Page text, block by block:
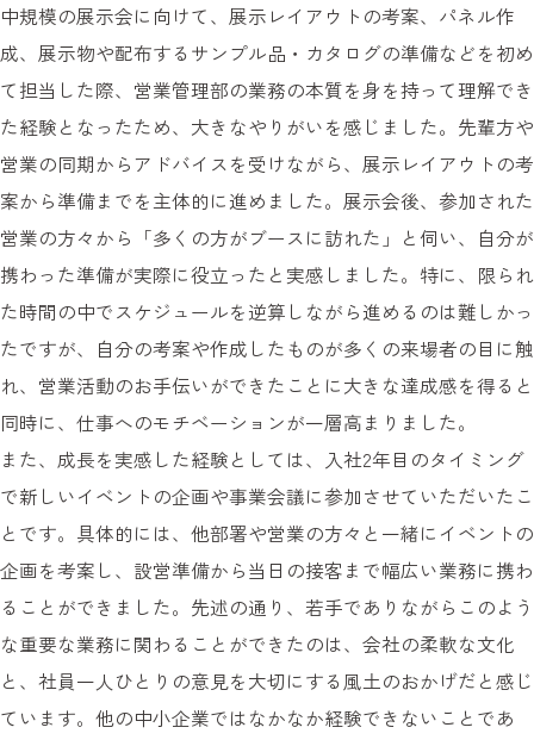
中規模の展示会に向けて、展示レイアウトの考案、パネル作
成、展示物や配布するサンプル品・カタログの準備などを初め
て担当した際、営業管理部の業務の本質を身を持って理解でき
た経験となったため、大きなやりがいを感じました。先輩方や
営業の同期からアドバイスを受けながら、展示レイアウトの考
案から準備までを主体的に進めました。展示会後、参加された
営業の方々から「多くの方がブースに訪れた」と伺い、自分が
携わった準備が実際に役立ったと実感しました。特に、限られ
た時間の中でスケジュールを逆算しながら進めるのは難しかっ
たですが、自分の考案や作成したものが多くの来場者の目に触
れ、営業活動のお手伝いができたことに大きな達成感を得ると
同時に、仕事へのモチベーションが一層高まりました。
また、成長を実感した経験としては、入社2年目のタイミング
で新しいイベントの企画や事業会議に参加させていただいたこ
とです。具体的には、他部署や営業の方々と一緒にイベントの
企画を考案し、設営準備から当日の接客まで幅広い業務に携わ
ることができました。先述の通り、若手でありながらこのよう
な重要な業務に関わることができたのは、会社の柔軟な文化
と、社員一人ひとりの意見を大切にする風土のおかげだと感じ
ています。他の中小企業ではなかなか経験できないことであ